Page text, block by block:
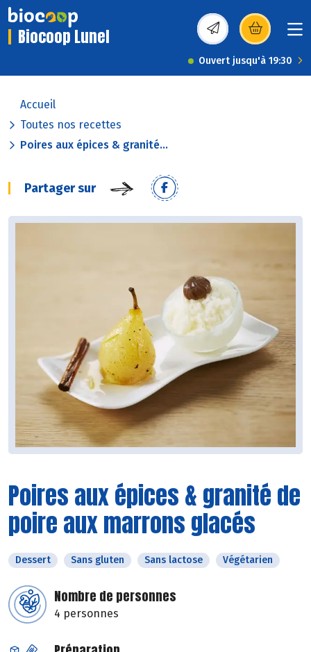
Biocoop Lunel (s’ouvre dans une
Ouvert jusqu'à 19:30
Accueil
Toutes nos recettes
Poires aux épices & granité...
Partager sur
Poires aux épices & granité de
poire aux marrons glacés
Dessert Sans gluten Sans lactose Végétarien
Nombre de personnes
4 personnes